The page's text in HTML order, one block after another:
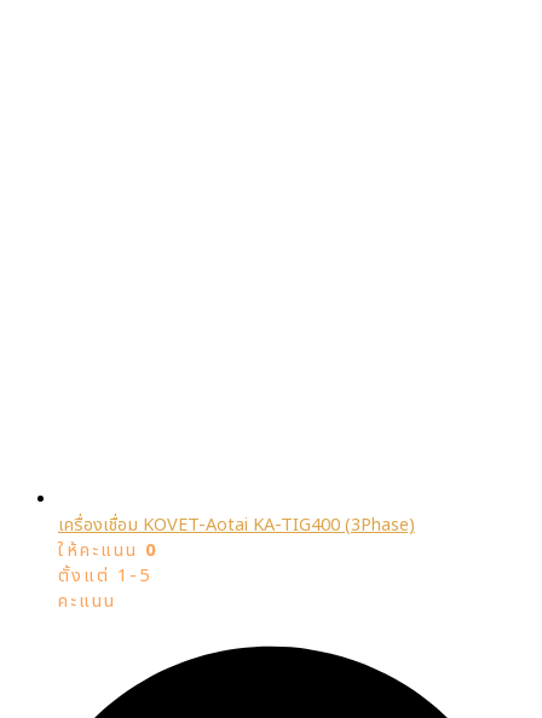
เครื่องเชื่อม KOVET-Aotai KA-TIG400 (3Phase)
ให้คะแนน 0
ตั้งแต่ 1-5
คะแนน